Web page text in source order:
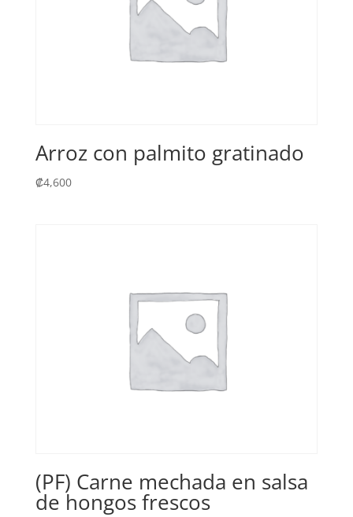
Arroz con palmito gratinado
₡4,600
(PF) Carne mechada en salsa
de hongos frescos